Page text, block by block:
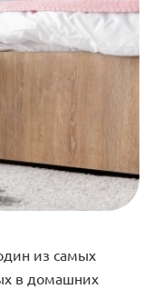
из самых
в домашних